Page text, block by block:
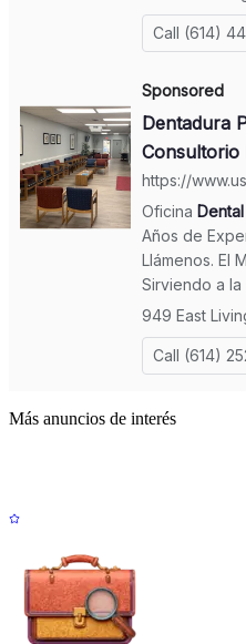
Más anuncios de interés